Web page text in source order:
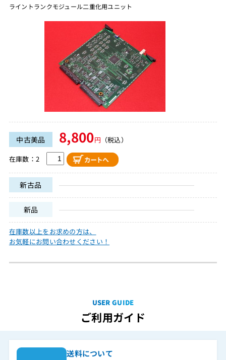
ライントランクモジュール二重化用ユニット
中古美品 8,800円 （税込）
在庫数：2
新古品
新品
在庫数以上をお求めの方は、
お気軽にお問い合わせください！
USER GUIDE
ご利用ガイド
送料について